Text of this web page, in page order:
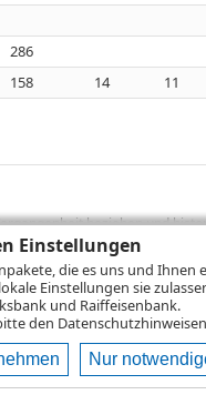
Einstellungen
die es uns und
Einstellungen sie
und Raiffeisenbank.
den
Nur
286
158 14 11
beziehen und
sich stets um
in der Regel
auf den einzelnen
und etwaigen
oder fallen.
Datenschutz
Hilfe